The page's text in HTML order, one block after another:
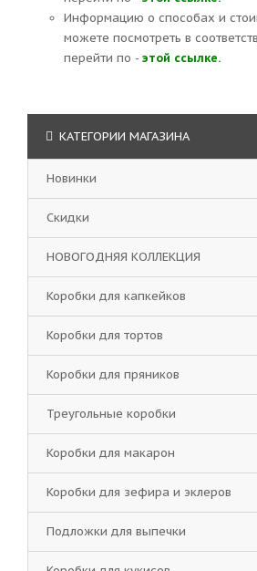
Информацию о способах и
можете посмотреть в
перейти по - этой ссылке.
КАТЕГОРИИ МАГАЗИНА
Новинки
Скидки
НОВОГОДНЯЯ КОЛЛЕКЦИЯ
Коробки для капкейков
Коробки для тортов
Коробки для пряников
Треугольные коробки
Коробки для макарон
Коробки для зефира и эклеров
Подложки для выпечки